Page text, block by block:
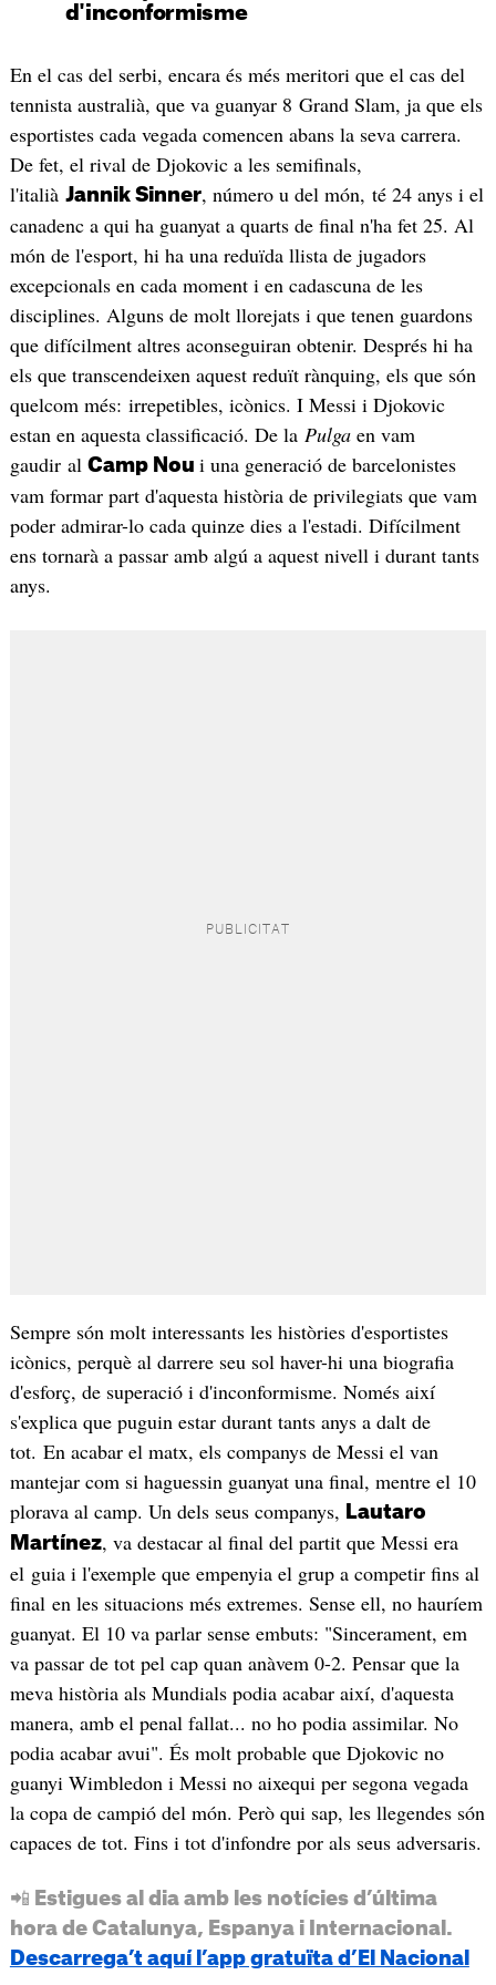
d'inconformisme
En el cas del serbi, encara és més meritori que el cas del
tennista australià, que va guanyar 8 Grand Slam, ja que els
esportistes cada vegada comencen abans la seva carrera.
De fet, el rival de Djokovic a les semifinals,
l'italià Jannik Sinner, número u del món, té 24 anys i el
canadenc a qui ha guanyat a quarts de final n'ha fet 25. Al
món de l'esport, hi ha una reduïda llista de jugadors
excepcionals en cada moment i en cadascuna de les
disciplines. Alguns de molt llorejats i que tenen guardons
que difícilment altres aconseguiran obtenir. Després hi ha
els que transcendeixen aquest reduït rànquing, els que són
quelcom més: irrepetibles, icònics. I Messi i Djokovic
estan en aquesta classificació. De laPulga en vam
gaudir al Camp Nou i una generació de barcelonistes
vam formar part d'aquesta història de privilegiats que vam
poder admirar-lo cada quinze dies a l'estadi. Difícilment
ens tornarà a passar amb algú a aquest nivell i durant tants
anys.
Sempre són molt interessants les històries d'esportistes
icònics, perquè al darrere seu sol haver-hi una biografia
d'esforç, de superació i d'inconformisme. Només així
s'explica que puguin estar durant tants anys a dalt de
tot. En acabar el matx, els companys de Messi el van
mantejar com si haguessin guanyat una final, mentre el 10
plorava al camp. Un dels seus companys,
Lautaro
Martínez, va destacar al final del partit que Messi era
el guia i l'exemple que empenyia el grup a competir fins al
final en les situacions més extremes. Sense ell, no hauríem
guanyat. El 10 va parlar sense embuts: "Sincerament, em
va passar de tot pel cap quan anàvem 0-2. Pensar que la
meva història als Mundials podia acabar així, d'aquesta
manera, amb el penal fallat... no ho podia assimilar. No
podia acabar avui". És molt probable que Djokovic no
guanyi Wimbledon i Messi no aixequi per segona vegada
la copa de campió del món. Però qui sap, les llegendes són
capaces de tot. Fins i tot d'infondre por als seus adversaris.
📲 Estigues al dia amb les notícies d’última
hora de Catalunya, Espanya i Internacional.
Descarrega’t aquí l’app gratuïta d’El Nacional